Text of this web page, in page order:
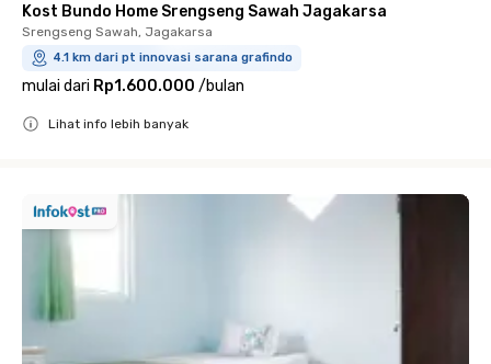
Kost Bundo Home Srengseng Sawah Jagakarsa
Srengseng Sawah, Jagakarsa
4.1 km dari pt innovasi sarana grafindo
mulai dari Rp1.600.000 /bulan
Lihat info lebih banyak